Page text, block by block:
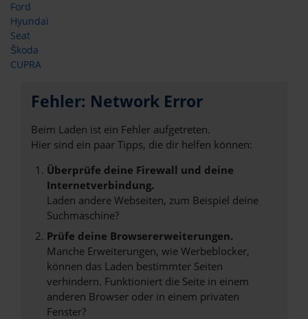
Ford
Hyundai
Seat
Škoda
CUPRA
Fehler: Network Error
Beim Laden ist ein Fehler aufgetreten.
Hier sind ein paar Tipps, die dir helfen können:
Überprüfe deine Firewall und deine
Internetverbindung.
Laden andere Webseiten, zum Beispiel deine
Suchmaschine?
Prüfe deine Browsererweiterungen.
Manche Erweiterungen, wie Werbeblocker,
können das Laden bestimmter Seiten
verhindern. Funktioniert die Seite in einem
anderen Browser oder in einem privaten
Fenster?